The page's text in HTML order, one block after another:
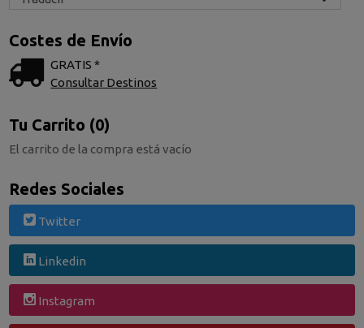
Costes de Envío
GRATIS *
Consultar Destinos
Tu Carrito (0)
El carrito de la compra está vacío
Redes Sociales
Twitter
Linkedin
Instagram